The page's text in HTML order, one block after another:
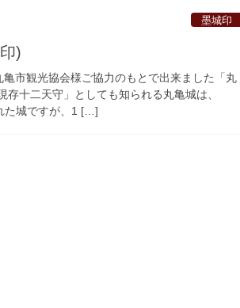
墨城印
)
市観光協会様ご協力のもとで出来ました「丸
十二天守」としても知られる丸亀城は、
た城ですが、1 […]